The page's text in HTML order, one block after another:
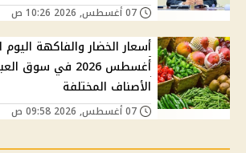
أغسطس 2026 في
الأصناف المختلفة